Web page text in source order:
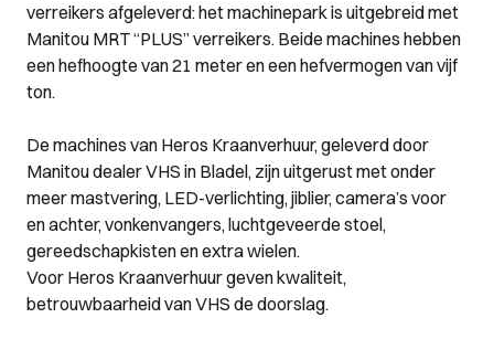
verreikers afgeleverd: het machinepark is uitgebreid met
Manitou MRT “PLUS” verreikers. Beide machines hebben
een hefhoogte van 21 meter en een hefvermogen van vijf
ton.
De machines van Heros Kraanverhuur, geleverd door
Manitou dealer VHS in Bladel, zijn uitgerust met onder
meer mastvering, LED-verlichting, jiblier, camera’s voor
en achter, vonkenvangers, luchtgeveerde stoel,
gereedschapkisten en extra wielen.
Voor Heros Kraanverhuur geven kwaliteit,
betrouwbaarheid van VHS de doorslag.